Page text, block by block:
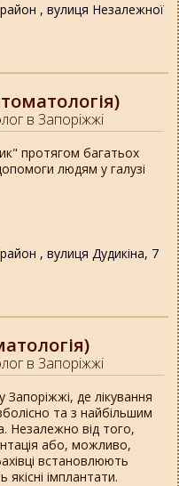
, вулиця Незалежної
в Запоріжжі
, вулиця Дудикіна, 7
протягом багатьох
людям у галузі
в Запоріжжі
де лікування
та з найбільшим
Незалежно від того,
або, можливо,
встановлюють
якісні імплантати.